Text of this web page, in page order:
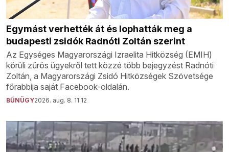
Egymást verhették át és lophatták meg a
budapesti zsidók Radnóti Zoltán szerint
Az Egységes Magyarországi Izraelita Hitközség (EMIH)
körüli zűrös ügyekről tett közzé több bejegyzést Radnóti
Zoltán, a Magyarországi Zsidó Hitközségek Szövetsége
főrabbija saját Facebook-oldalán.
BŰNÜGY2026. aug. 8. 11:12